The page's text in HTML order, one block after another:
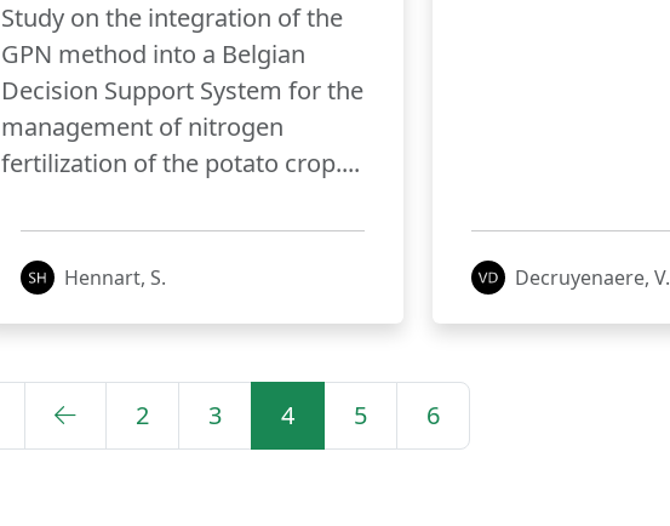
Study on the integration of the
GPN method into a Belgian
Decision Support System for the
management of nitrogen
fertilization of the potato crop....
Hennart, S. Decruyenaere, V.
2 3 4 5 6